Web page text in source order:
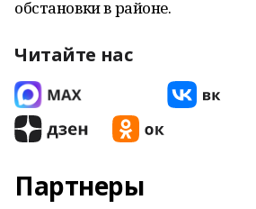
обстановки в районе.
Читайте нас
Партнеры